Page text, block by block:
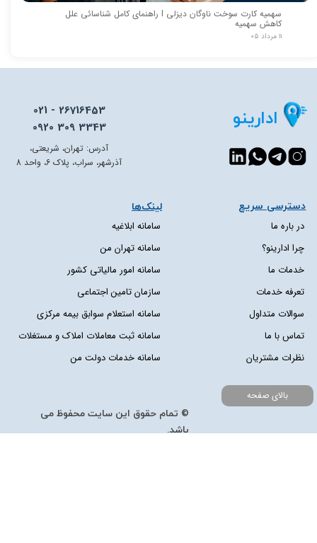
سهمیه کارت سوخت ناوگان دیزلی I راهنمای کامل شناسائی علل
کاهش سهمیه
۱۱ مرداد ۰۵
ادارینو
021 - 26716453
0920 309 3343
در باره ما
چرا ادارینو؟
خدمات ما
تعرفه خدمات
سوالات متداول
تماس با ما
نظرات مشتریان
دسترسی سریع​​​​​​​ لینک‌ها
سامانه ابلاغیه
سامانه تهران من
سامانه امور مالیاتی کشور
سازمان تامین اجتماعی
سامانه استعلام سوابق بیمه مرکزی
سامانه ثبت معاملات املاک و مستغلات
سامانه خدمات دولت من
© تمام حقوق این سایت محفوظ می
باشد.
بالای صفحه
آدرس: تهران، شریعتی،
آذرشهر، سراب، پلاک 6، واحد 8